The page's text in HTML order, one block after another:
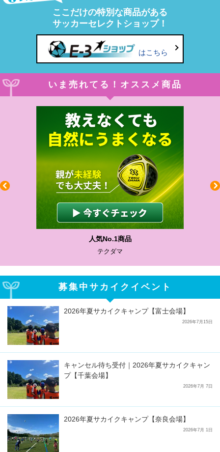
ここだけの特別な商品がある
サッカーセレクトショップ！
はこちら
いま売れてる！オススメ商品
わかりやすい質問に沿って書ける
サカイクサッカーノート
募集中サカイクイベント
2026年夏サカイクキャンプ【富士会場】
2026年7月15日
キャンセル待ち受付｜2026年夏サカイクキャン
プ【千葉会場】
2026年7月 7日
2026年夏サカイクキャンプ【奈良会場】
2026年7月 1日